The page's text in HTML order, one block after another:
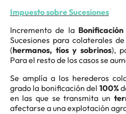
Impuesto sobre Sucesiones
Incremento de la Bonificación
Sucesiones para colaterales
(hermanos, tíos y sobrinos),
Para el resto de los casos se
Se amplía a los herederos
grado la bonificación del 100%
en las que se transmita un
afectarse a una explotación